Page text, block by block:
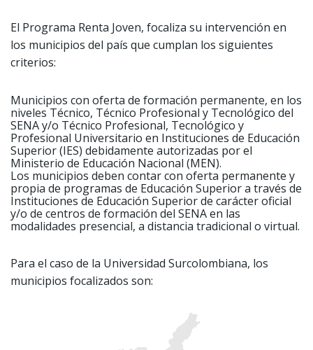
El Programa Renta Joven, focaliza su intervención en
los municipios del país que cumplan los siguientes
criterios:
Municipios con oferta de formación permanente, en los
niveles Técnico, Técnico Profesional y Tecnológico del
SENA y/o Técnico Profesional, Tecnológico y
Profesional Universitario en Instituciones de Educación
Superior (IES) debidamente autorizadas por el
Ministerio de Educación Nacional (MEN).
Los municipios deben contar con oferta permanente y
propia de programas de Educación Superior a través de
Instituciones de Educación Superior de carácter oficial
y/o de centros de formación del SENA en las
modalidades presencial, a distancia tradicional o virtual.
Para el caso de la Universidad Surcolombiana, los
municipios focalizados son: